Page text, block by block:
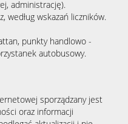
administrację).
według wskazań liczników.
punkty handlowo -
autobusowy.
sporządzany jest
oraz informacji